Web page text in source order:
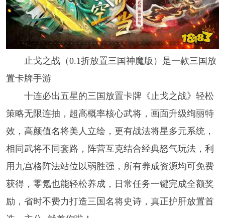
止戈之战（0.1折放置三国神魔版）是一款三国放
置卡牌手游
十连必出五星的三国放置卡牌《止戈之战》轻松
策略无限连抽，超高概率核心武将，画面升级绚丽特
效，高颜值名将美人立绘，更有战法将星多元系统，
相同武将不同套路，阵营互克结合经典怒气玩法，利
用九宫格阵法站位以弱胜强，所有养成资源均可免费
获得，零氪也能轻松养成，日常任务一键完成全额奖
励，省时不费力打造三国名将史诗，真正护肝放置首